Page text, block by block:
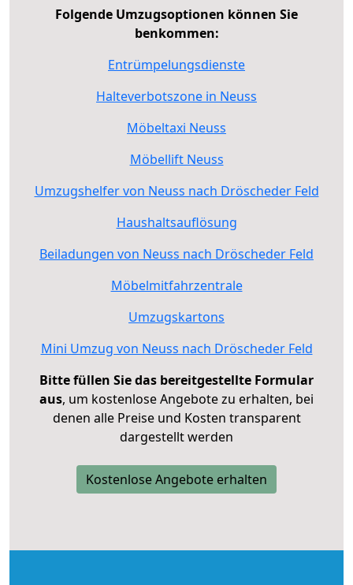
Folgende Umzugsoptionen können Sie
benkommen:
Entrümpelungsdienste
Halteverbotszone in Neuss
Möbeltaxi Neuss
Möbellift Neuss
Umzugshelfer von Neuss nach Dröscheder Feld
Haushaltsauflösung
Beiladungen von Neuss nach Dröscheder Feld
Möbelmitfahrzentrale
Umzugskartons
Mini Umzug von Neuss nach Dröscheder Feld
Bitte füllen Sie das bereitgestellte Formular
aus, um kostenlose Angebote zu erhalten, bei
denen alle Preise und Kosten transparent
dargestellt werden
Kostenlose Angebote erhalten